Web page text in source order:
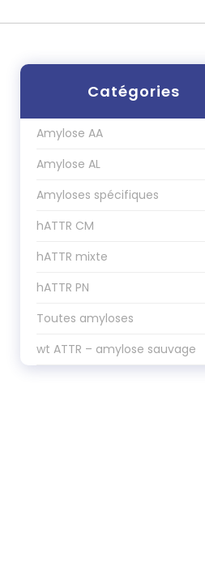
Catégories
Amylose AA
Amylose AL
Amyloses spécifiques
hATTR CM
hATTR mixte
hATTR PN
Toutes amyloses
wt ATTR – amylose sauvage